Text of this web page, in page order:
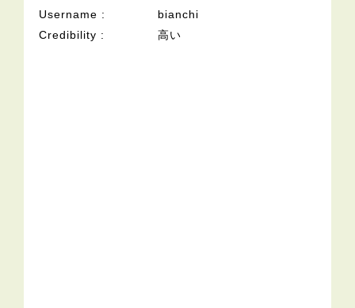
Username
bianchi
Credibility
高い